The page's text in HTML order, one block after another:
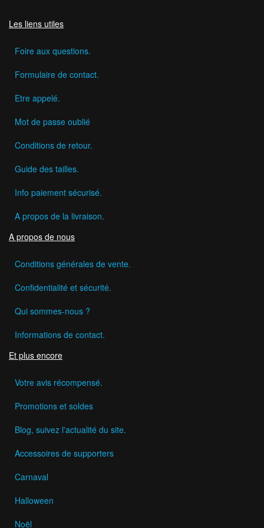
Les liens utiles
Foire aux questions.
Formulaire de contact.
Etre appelé.
Mot de passe oublié
Conditions de retour.
Guide des tailles.
Info paiement sécurisé.
A propos de la livraison.
A propos de nous
Conditions générales de vente.
Confidentialité et sécurité.
Qui sommes-nous ?
Informations de contact.
Et plus encore
Votre avis récompensé.
Promotions et soldes
Blog, suivez l'actualité du site.
Accessoires de supporters
Carnaval
Halloween
Noël